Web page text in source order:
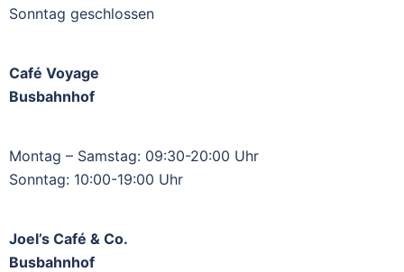
Sonntag geschlossen
Café Voyage
Busbahnhof
Montag – Samstag: 09:30-20:00 Uhr
Sonntag: 10:00-19:00 Uhr
Joel’s Café & Co.
Busbahnhof